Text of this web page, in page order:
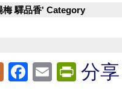
驛品香' Category
PlurkFacebook
Email分享